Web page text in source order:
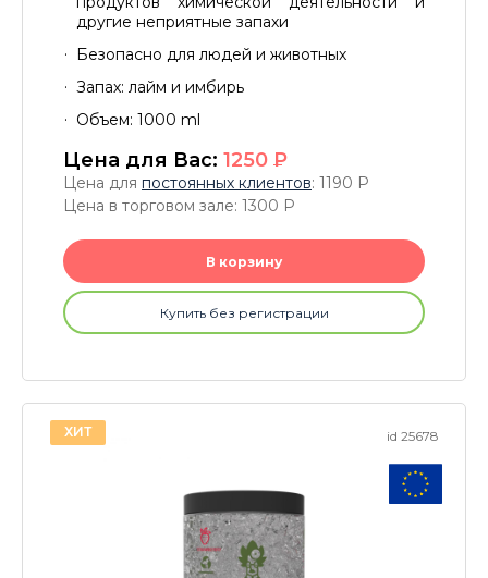
другие неприятные запахи
Безопасно для людей и животных
Запах: лайм и имбирь
Объем: 1000 ml
Цена для Вас: 1250 P
Цена для постоянных клиентов: 1190 P
Цена в торговом зале: 1300 P
В корзину
Купить без регистрации
id 25678
ХИТ